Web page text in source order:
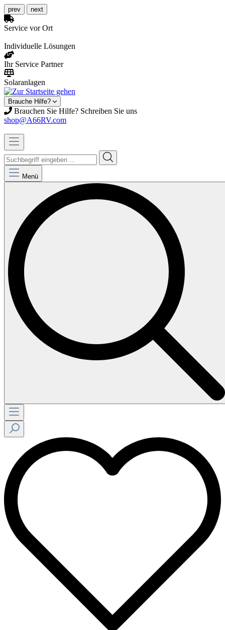
prev next
Service vor Ort
Individuelle Lösungen
Ihr Service Partner
Solaranlagen
Brauche Hilfe?
Brauchen Sie Hilfe? Schreiben Sie uns
shop@A66RV.com
Menü